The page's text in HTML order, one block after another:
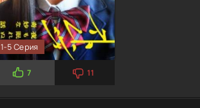
1-5 Серия
7 11